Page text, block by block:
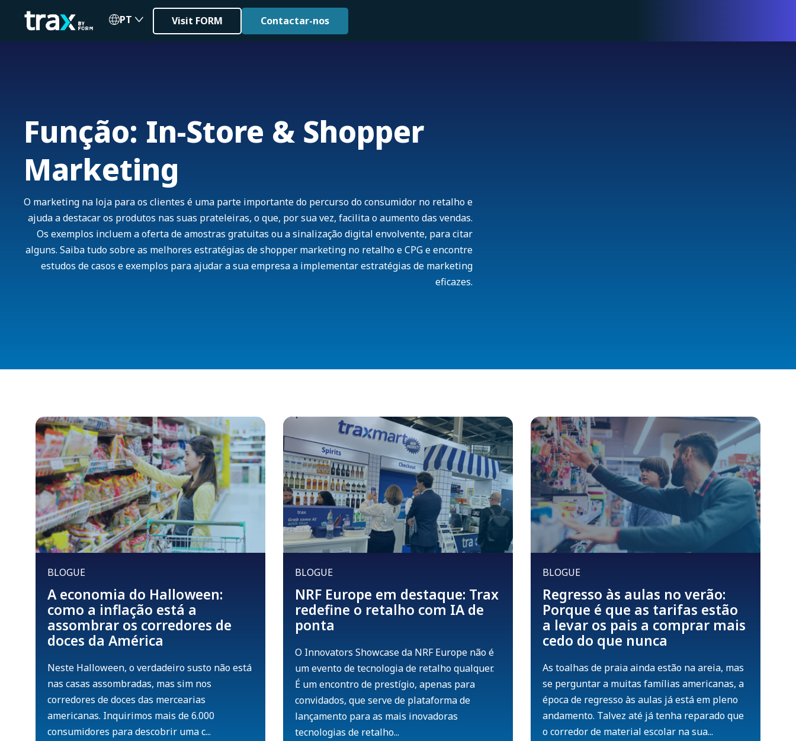
PT Visit FORM Contactar-nos
Função: In-Store & Shopper
Marketing
O marketing na loja para os clientes é uma parte importante do percurso do consumidor no retalho e
ajuda a destacar os produtos nas suas prateleiras, o que, por sua vez, facilita o aumento das vendas.
Os exemplos incluem a oferta de amostras gratuitas ou a sinalização digital envolvente, para citar
alguns. Saiba tudo sobre as melhores estratégias de shopper marketing no retalho e CPG e encontre
estudos de casos e exemplos para ajudar a sua empresa a implementar estratégias de marketing
eficazes.
BLOGUE
A economia do Halloween:
como a inflação está a
assombrar os corredores de
doces da América
Neste Halloween, o verdadeiro susto não está
nas casas assombradas, mas sim nos
corredores de doces das mercearias
americanas. Inquirimos mais de 6.000
consumidores para descobrir uma c...
BLOGUE
NRF Europe em destaque: Trax
redefine o retalho com IA de
ponta
O Innovators Showcase da NRF Europe não é
um evento de tecnologia de retalho qualquer.
É um encontro de prestígio, apenas para
convidados, que serve de plataforma de
lançamento para as mais inovadoras
tecnologias de retalho...
BLOGUE
Regresso às aulas no verão:
Porque é que as tarifas estão
a levar os pais a comprar mais
cedo do que nunca
As toalhas de praia ainda estão na areia, mas
se perguntar a muitas famílias americanas, a
época de regresso às aulas já está em pleno
andamento. Talvez até já tenha reparado que
o corredor de material escolar na sua...